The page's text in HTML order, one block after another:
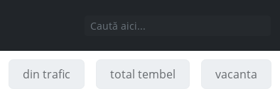
din trafic total tembel vacanta